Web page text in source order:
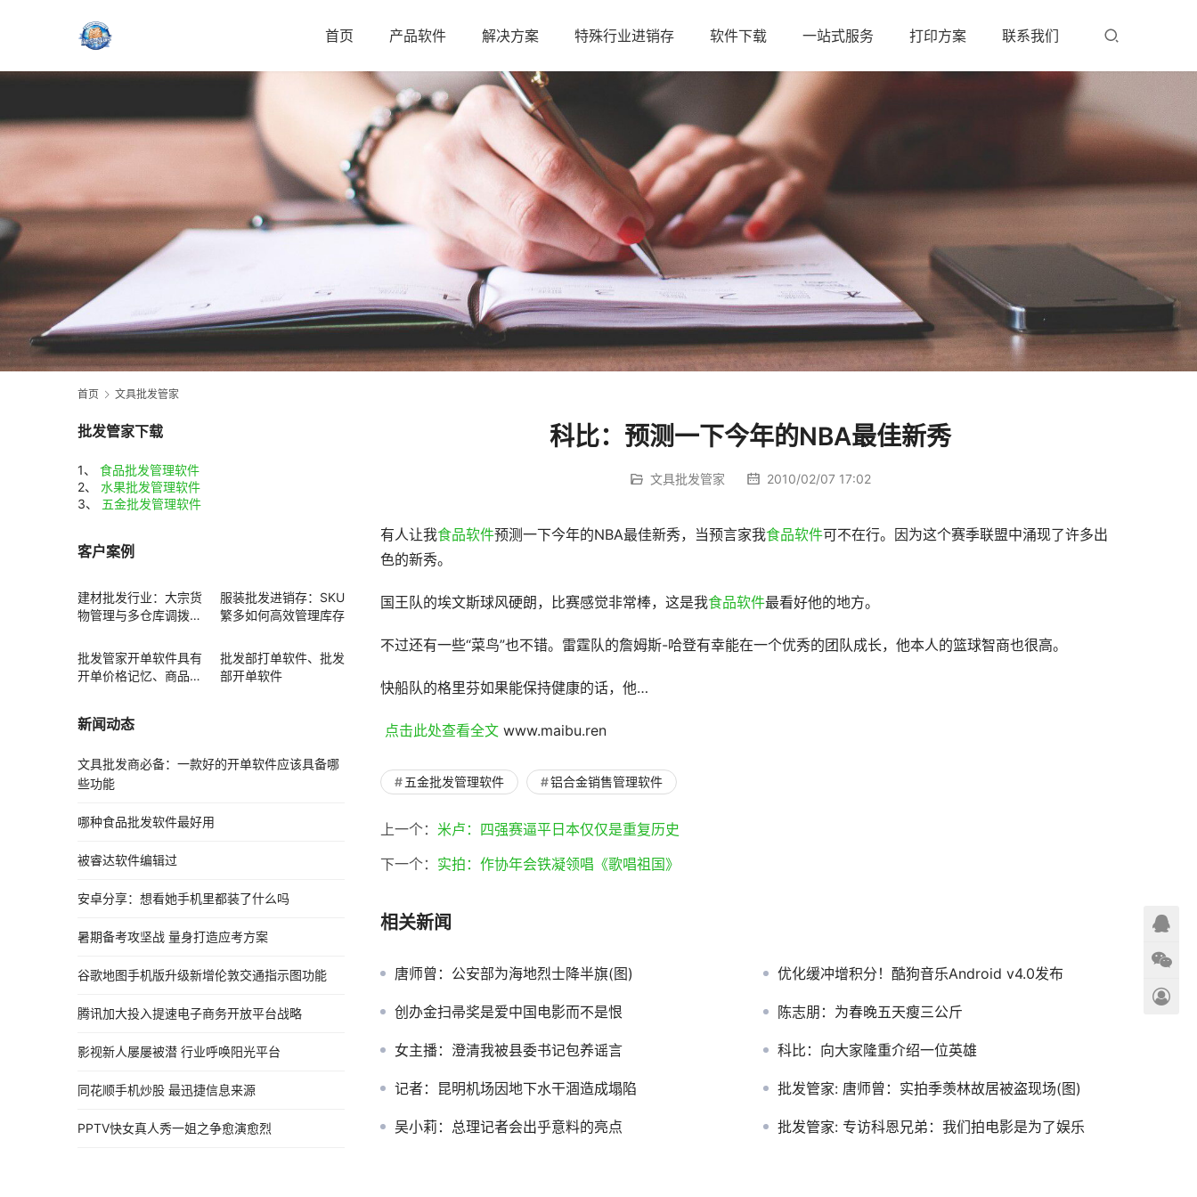
首页 产品软件 解决方案 特殊行业进销存 软件下载 一站式服务 打印方案 联系我们
首页 文具批发管家
科比：预测一下今年的NBA最佳新秀
文具批发管家 2010/02/07 17:02
有人让我食品软件预测一下今年的NBA最佳新秀，当预言家我食品软件可不在行。因为这个赛季联盟中涌现了许多出
色的新秀。
国王队的埃文斯球风硬朗，比赛感觉非常棒，这是我食品软件最看好他的地方。
不过还有一些“菜鸟”也不错。雷霆队的詹姆斯-哈登有幸能在一个优秀的团队成长，他本人的篮球智商也很高。
快船队的格里芬如果能保持健康的话，他…
点击此处查看全文 www.maibu.ren
五金批发管理软件 铝合金销售管理软件
上一个： 米卢：四强赛逼平日本仅仅是重复历史
下一个： 实拍：作协年会铁凝领唱《歌唱祖国》
相关新闻
唐师曾：公安部为海地烈士降半旗(图) 优化缓冲增积分！酷狗音乐Android v4.0发布
创办金扫帚奖是爱中国电影而不是恨 陈志朋：为春晚五天瘦三公斤
女主播：澄清我被县委书记包养谣言 科比：向大家隆重介绍一位英雄
记者：昆明机场因地下水干涸造成塌陷 批发管家: 唐师曾：实拍季羡林故居被盗现场(图)
吴小莉：总理记者会出乎意料的亮点 批发管家: 专访科恩兄弟：我们拍电影是为了娱乐
批发管家下载
1、 食品批发管理软件
2、 水果批发管理软件
3、 五金批发管理软件
客户案例
建材批发行业：大宗货
物管理与多仓库调拨方
服装批发进销存：SKU
繁多如何高效管理库存
批发管家开单软件具有
开单价格记忆、商品赠
批发部打单软件、批发
部开单软件
新闻动态
文具批发商必备：一款好的开单软件应该具备哪
些功能
哪种食品批发软件最好用
被睿达软件编辑过
安卓分享：想看她手机里都装了什么吗
暑期备考攻坚战 量身打造应考方案
谷歌地图手机版升级新增伦敦交通指示图功能
腾讯加大投入提速电子商务开放平台战略
影视新人屡屡被潜 行业呼唤阳光平台
同花顺手机炒股 最迅捷信息来源
PPTV快女真人秀一姐之争愈演愈烈